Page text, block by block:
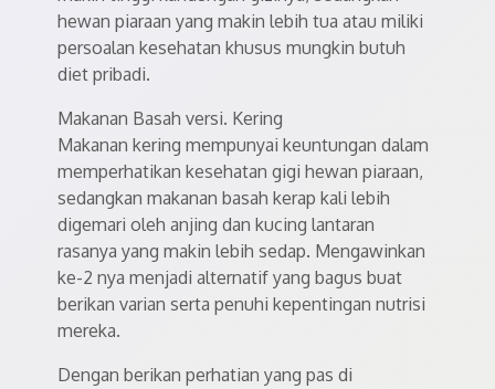
hewan piaraan yang makin lebih tua atau miliki
persoalan kesehatan khusus mungkin butuh
diet pribadi.
Makanan Basah versi. Kering
Makanan kering mempunyai keuntungan dalam
memperhatikan kesehatan gigi hewan piaraan,
sedangkan makanan basah kerap kali lebih
digemari oleh anjing dan kucing lantaran
rasanya yang makin lebih sedap. Mengawinkan
ke-2 nya menjadi alternatif yang bagus buat
berikan varian serta penuhi kepentingan nutrisi
mereka.
Dengan berikan perhatian yang pas di